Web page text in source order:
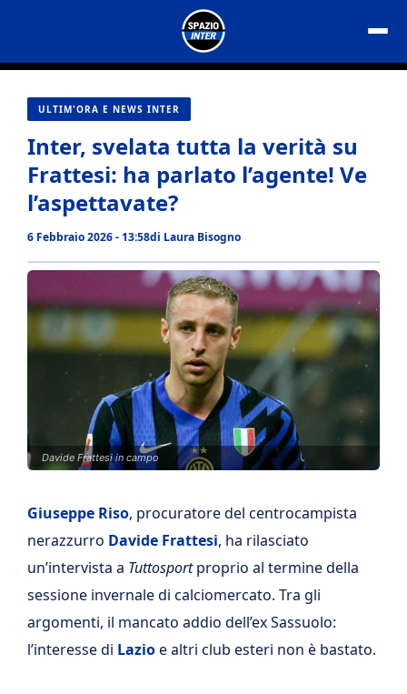
contenuto
ULTIM'ORA E NEWS INTER
Inter, svelata tutta la verità su
Frattesi: ha parlato l’agente! Ve
l’aspettavate?
6 Febbraio 2026 - 13:58di Laura Bisogno
Davide Frattesi in campo
Giuseppe Riso, procuratore del centrocampista
nerazzurro Davide Frattesi, ha rilasciato
un’intervista a Tuttosportproprio al termine della
sessione invernale di calciomercato. Tra gli
argomenti, il mancato addio dell’ex Sassuolo:
l’interesse di Lazioe altri club esteri non è bastato.